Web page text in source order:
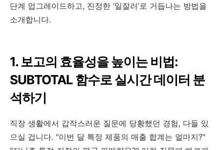
단계 업그레이드하고, 진정한 ‘일잘러’로 거듭나는 방법을
소개합니다.
1. 보고의 효율성을 높이는 비법:
SUBTOTAL 함수로 실시간 데이터 분
석하기
직장 생활에서 갑작스러운 질문에 당황했던 경험, 다들 있
으실 겁니다. "이번 달 특정 제품의 매출 합계는 얼마지?"